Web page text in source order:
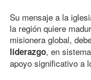
Su mensaje a la
la región quiere
misionera global,
liderazgo, en
apoyo significativo a